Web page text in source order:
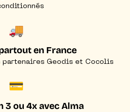
🚚
en France
partenaires Geodis et Cocolis
💳
3 ou 4x avec Alma